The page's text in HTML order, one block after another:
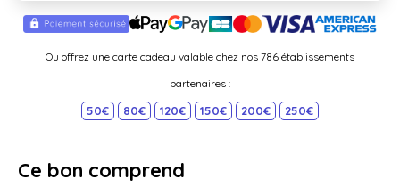
Ou offrez une carte cadeau valable chez nos 786 établissements
partenaires :
50€ 80€ 120€ 150€ 200€ 250€
Ce bon comprend